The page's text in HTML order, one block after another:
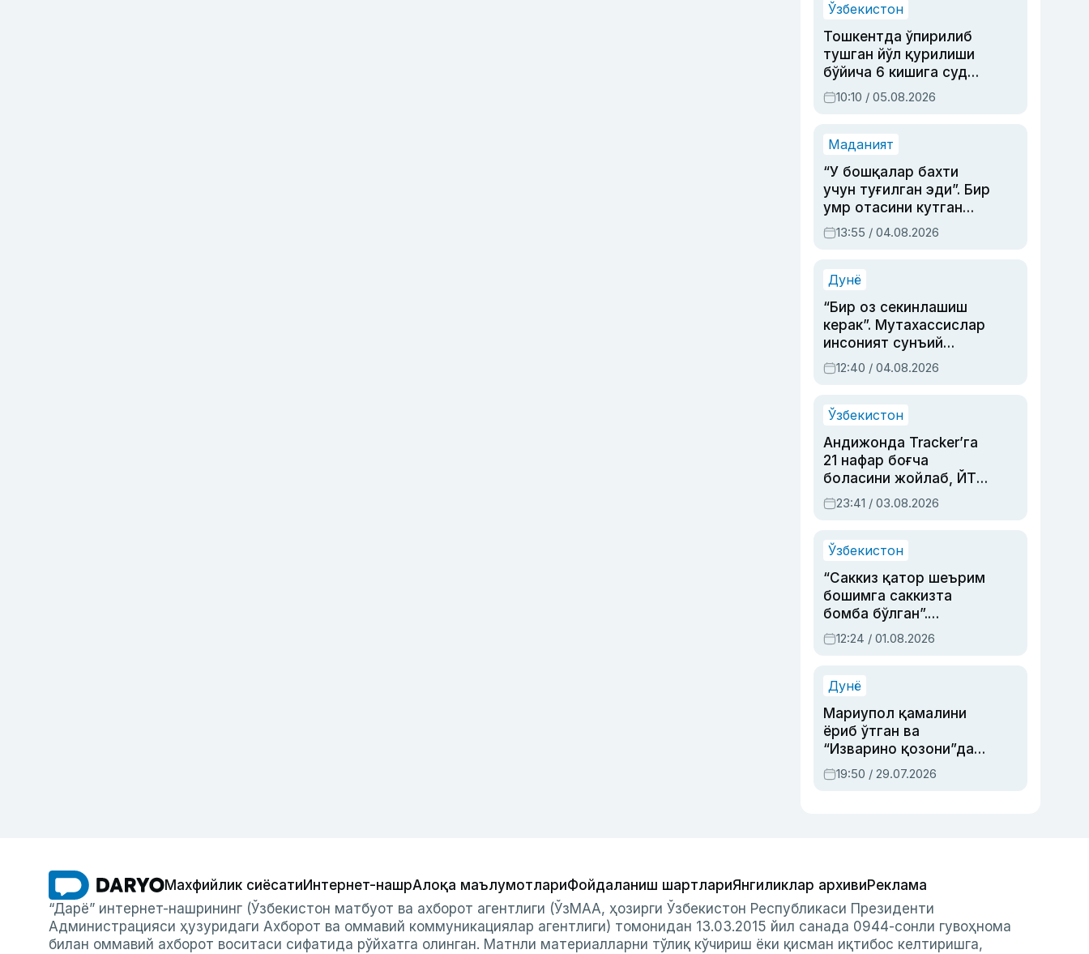
Ўзбекистон
Тошкентда ўпирилиб
тушган йўл қурилиши
бўйича 6 кишига суд
ҳукми ўқилди
10:10 / 05.08.2026
Маданият
“У бошқалар бахти
учун туғилган эди”. Бир
умр отасини кутган
актриса ва дубльяж
устаси Римма
синовларга тўла ҳаёти
13:55 / 04.08.2026
Дунё
“Бир оз секинлашиш
керак”. Мутахассислар
инсоният сунъий
интеллектни бошқара
олмай қолишидан
12:40 / 04.08.2026
Ўзбекистон
Андижонда Tracker’га
21 нафар боғча
боласини жойлаб, ЙТҲ
содир этган аёлга суд
ҳукми ўқилди
23:41 / 03.08.2026
Ўзбекистон
“Саккиз қатор шеърим
бошимга саккизта
бомба бўлган”.
Абдулла Ориповни
сиёсий айбловлардан
12:24 / 01.08.2026
Дунё
Мариупол қамалини
ёриб ўтган ва
“Изварино қозони”дан
чиққан қаҳрамон —
Украина армияси бош
19:50 / 29.07.2026
Махфийлик сиёсатиИнтернет-нашрАлоқа маълумотлариФойдаланиш шартлариЯнгиликлар архивиРеклама
“Дарё” интернет-нашрининг (Ўзбекистон матбуот ва ахборот агентлиги (ЎзМАА, ҳозирги Ўзбекистон Республикаси Президенти
Администрацияси ҳузуридаги Ахборот ва оммавий коммуникациялар агентлиги) томонидан 13.03.2015 йил санада 0944-сонли гувоҳнома
билан оммавий ахборот воситаси сифатида рўйхатга олинган. Матнли материалларни тўлиқ кўчириш ёки қисман иқтибос келтиришга,